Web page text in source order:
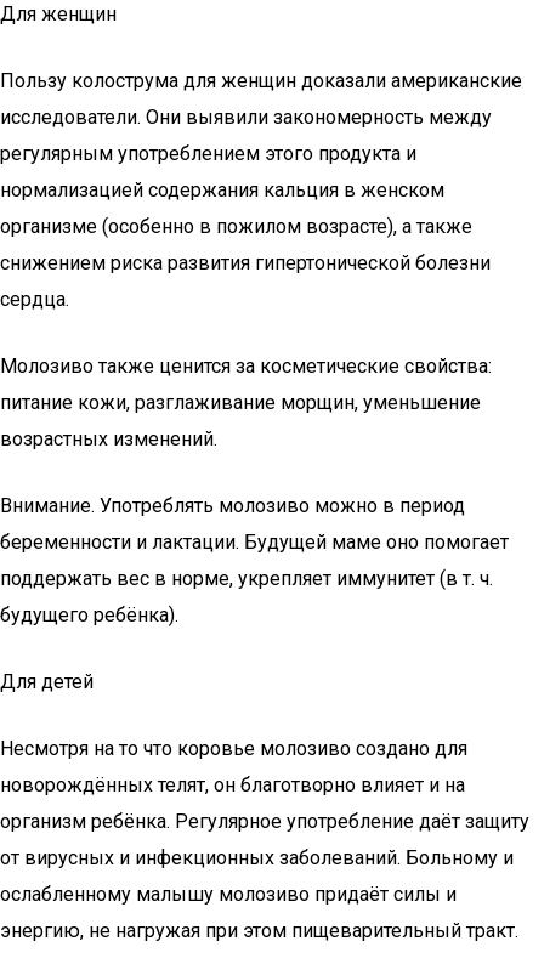
Для женщин
Пользу колострума для женщин доказали американские
исследователи. Они выявили закономерность между
регулярным употреблением этого продукта и
нормализацией содержания кальция в женском
организме (особенно в пожилом возрасте), а также
снижением риска развития гипертонической болезни
сердца.
Молозиво также ценится за косметические свойства:
питание кожи, разглаживание морщин, уменьшение
возрастных изменений.
Внимание. Употреблять молозиво можно в период
беременности и лактации. Будущей маме оно помогает
поддержать вес в норме, укрепляет иммунитет (в т. ч.
будущего ребёнка).
Для детей
Несмотря на то что коровье молозиво создано для
новорождённых телят, он благотворно влияет и на
организм ребёнка. Регулярное употребление даёт защиту
от вирусных и инфекционных заболеваний. Больному и
ослабленному малышу молозиво придаёт силы и
энергию, не нагружая при этом пищеварительный тракт.